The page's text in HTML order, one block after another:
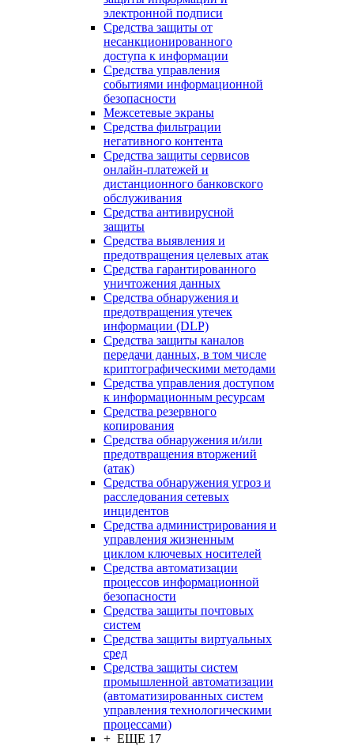
электронной подписи
Средства защиты от
несанкционированного
доступа к информации
Средства управления
событиями информационной
безопасности
Межсетевые экраны
Средства фильтрации
негативного контента
Средства защиты сервисов
онлайн-платежей и
дистанционного банковского
обслуживания
Средства антивирусной
защиты
Средства выявления и
предотвращения целевых атак
Средства гарантированного
уничтожения данных
Средства обнаружения и
предотвращения утечек
информации (DLP)
Средства защиты каналов
передачи данных, в том числе
криптографическими методами
Средства управления доступом
к информационным ресурсам
Средства резервного
копирования
Средства обнаружения и/или
предотвращения вторжений
(атак)
Средства обнаружения угроз и
расследования сетевых
инцидентов
Средства администрирования и
управления жизненным
циклом ключевых носителей
Средства автоматизации
процессов информационной
безопасности
Средства защиты почтовых
систем
Средства защиты виртуальных
сред
Средства защиты систем
промышленной автоматизации
(автоматизированных систем
управления технологическими
процессами)
+ ЕЩЕ 17